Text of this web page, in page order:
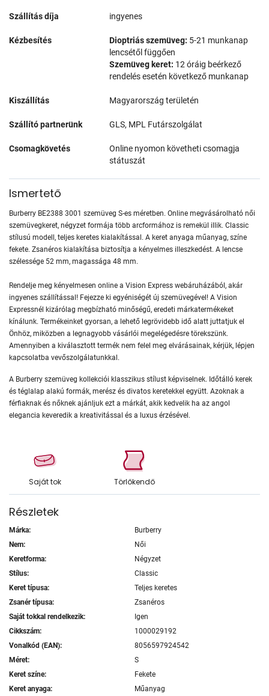
Szállítás díja ingyenes
Kézbesítés Dioptriás szemüveg: 5-21 munkanap
lencsétől függően
Szemüveg keret: 12 óráig beérkező
rendelés esetén következő munkanap
Kiszállítás Magyarország területén
Szállító partnerünk GLS, MPL Futárszolgálat
Csomagkövetés
Online nyomon követheti csomagja
státuszát
Ismertető
Burberry BE2388 3001 szemüveg S-es méretben. Online megvásárolható női
szemüvegkeret, négyzet formája több arcformához is remekül illik. Classic
stílusú modell, teljes keretes kialakítással. A keret anyaga műanyag, színe
fekete. Zsanéros kialakítása biztosítja a kényelmes illeszkedést. A lencse
szélessége 52 mm, magassága 48 mm.
Rendelje meg kényelmesen online a Vision Express webáruházából, akár
ingyenes szállítással! Fejezze ki egyéniségét új szemüvegével! A Vision
Expressnél kizárólag megbízható minőségű, eredeti márkatermékeket
kínálunk. Termékeinket gyorsan, a lehető legrövidebb idő alatt juttatjuk el
Önhöz, miközben a legnagyobb vásárlói megelégedésre törekszünk.
Amennyiben a kiválasztott termék nem felel meg elvárásainak, kérjük, lépjen
kapcsolatba vevőszolgálatunkkal.
A Burberry szemüveg kollekciói klasszikus stílust képviselnek. Időtálló kerek
és téglalap alakú formák, merész és divatos keretekkel együtt. Azoknak a
férfiaknak és nőknek ajánljuk ezt a márkát, akik kedvelik ha az angol
elegancia keveredik a kreativitással és a luxus érzésével.
Saját tok Törlőkendő
Részletek
Márka:
Burberry
Nem:
Női
Keretforma:
Négyzet
Stílus:
Classic
Keret típusa:
Teljes keretes
Zsanér típusa:
Zsanéros
Saját tokkal rendelkezik:
Igen
Cikkszám:
1000029192
Vonalkód (EAN):
8056597924542
Méret:
S
Keret színe:
Fekete
Keret anyaga:
Műanyag